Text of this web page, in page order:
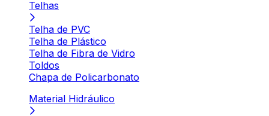
Telhas
Telha de PVC
Telha de Plástico
Telha de Fibra de Vidro
Toldos
Chapa de Policarbonato
Material Hidráulico